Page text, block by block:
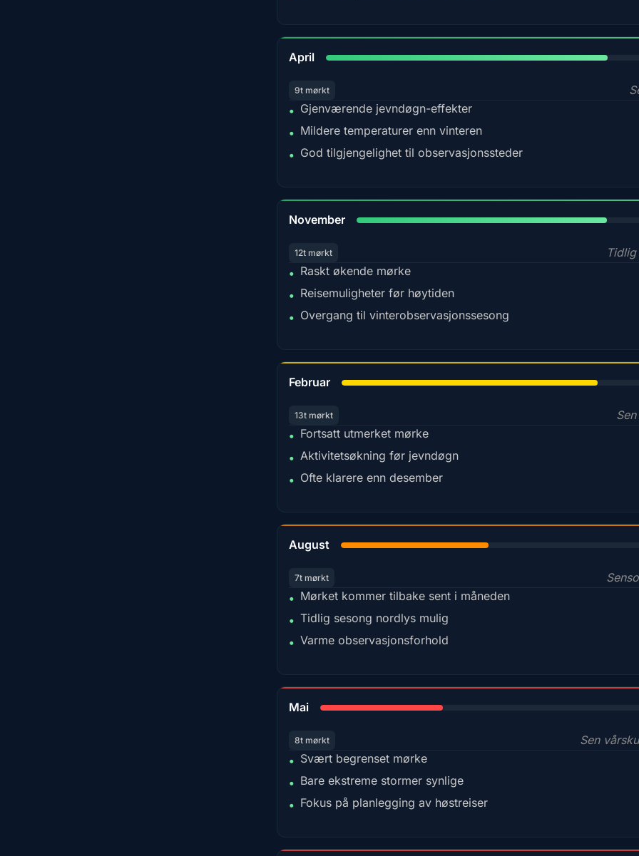
April
9t mørkt
• Gjenværende jevndøgn-effekter
• Mildere temperaturer enn vinteren
• God tilgjengelighet til observasjonssteder
November
12t mørkt
• Raskt økende mørke
• Reisemuligheter før høytiden
• Overgang til vinterobservasjonssesong
Februar
13t mørkt
• Fortsatt utmerket mørke
• Aktivitetsøkning før jevndøgn
• Ofte klarere enn desember
August
7t mørkt
• Mørket kommer tilbake sent i måneden
• Tidlig sesong nordlys mulig
• Varme observasjonsforhold
Mai
8t mørkt
Sen
• Svært begrenset mørke
• Bare ekstreme stormer synlige
• Fokus på planlegging av høstreiser